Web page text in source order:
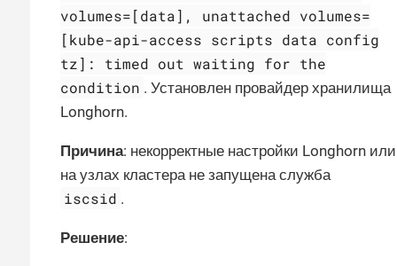
volumes=[data], unattached volumes=
[kube-api-access scripts data config
tz]: timed out waiting for the
condition . Установлен провайдер хранилища
Longhorn.
Причина: некорректные настройки Longhorn или
на узлах кластера не запущена служба
iscsid .
Решение: